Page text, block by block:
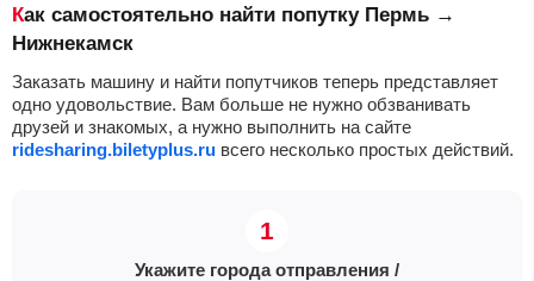
Как самостоятельно найти попутку Пермь →
Нижнекамск
Заказать машину и найти попутчиков теперь представляет
одно удовольствие. Вам больше не нужно обзванивать
друзей и знакомых, а нужно выполнить на сайте
ridesharing.biletyplus.ru всего несколько простых действий.
Укажите города отправления /